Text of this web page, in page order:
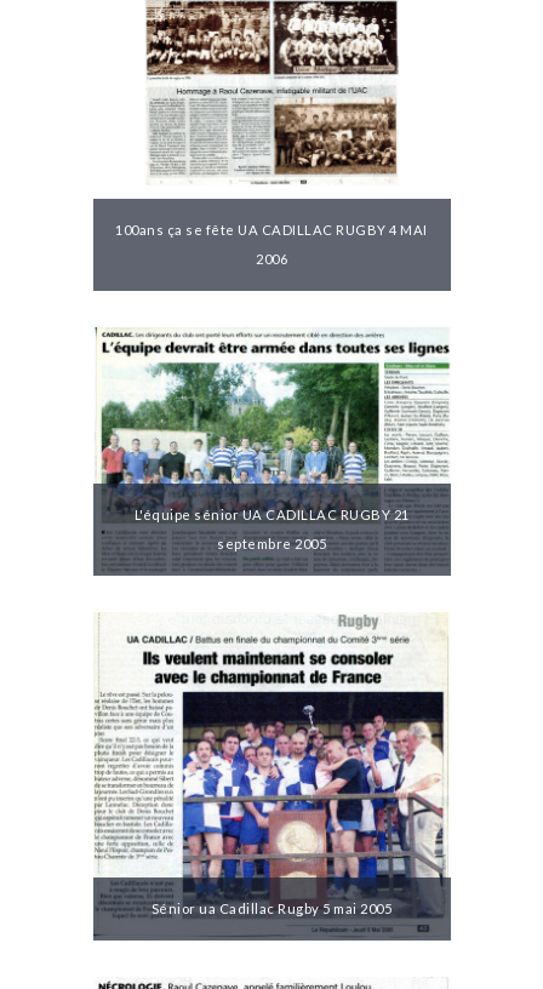
100ans ça se fête UA CADILLAC RUGBY 4 MAI
2006
L'équipe sénior UA CADILLAC RUGBY 21
septembre 2005
Sénior ua Cadillac Rugby 5 mai 2005